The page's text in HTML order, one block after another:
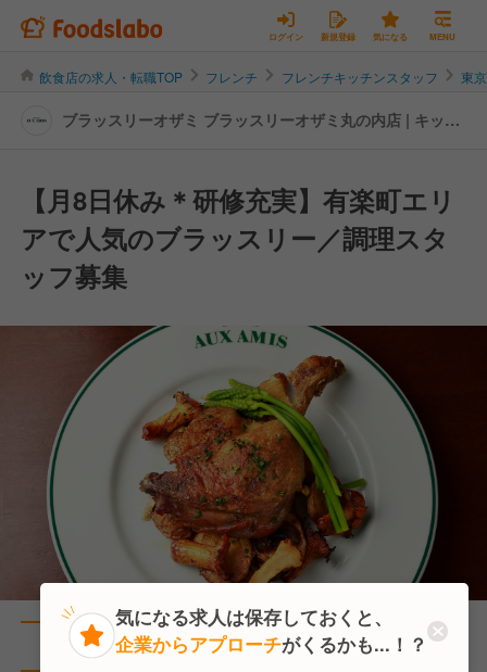
ログイン 新規登録 気になる MENU
飲食店の求人・転職TOP フレンチ フレンチキッチンスタッフ 東
ブラッスリーオザミ ブラッスリーオザミ丸の内店 | キッチ
【月8日休み＊研修充実】有楽町エリ
アで人気のブラッスリー／調理スタ
ッフ募集
直近1人がこの求人を検討中
気になる求人は保存しておくと、
企業からアプローチがくるかも...！？